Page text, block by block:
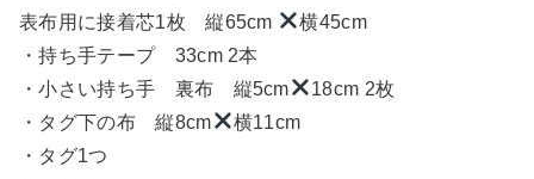
表布用に接着芯1枚 縦65cm
横45cm
・持ち手テープ 33cm 2本
・小さい持ち手 裏布 縦5cm
18cm 2枚
・タグ下の布 縦8cm
横11cm
・タグ1つ